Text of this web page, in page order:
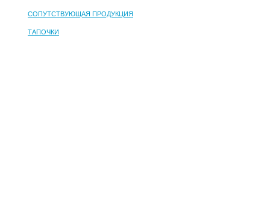
СОПУТСТВУЮЩАЯ ПРОДУКЦИЯ
ТАПОЧКИ